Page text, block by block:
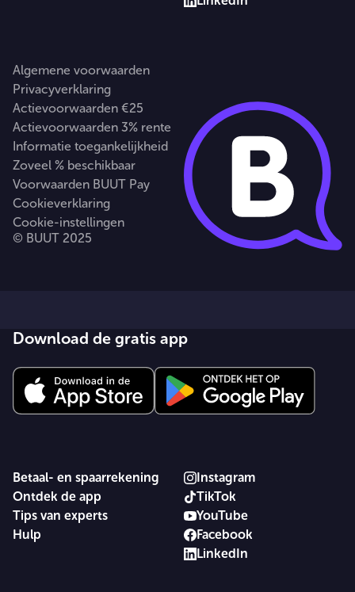
Algemene voorwaarden
Privacyverklaring
Actievoorwaarden €25
Actievoorwaarden 3% rente
Informatie toegankelijkheid
Zoveel % beschikbaar
Voorwaarden BUUT Pay
Cookieverklaring
Cookie-instellingen
© BUUT 2025
Download de gratis app
Betaal- en spaarrekening
Ontdek de app
Tips van experts
Hulp
Instagram
TikTok
YouTube
Facebook
LinkedIn